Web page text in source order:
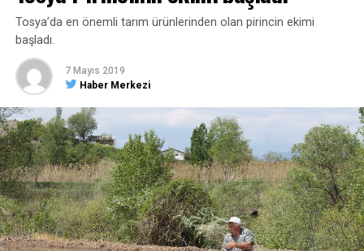
hazırlanan rapor doğrultusunda Kastamonu Belediyesine
bağlı otopark saat ücretinin 2,5 lira olması kabul edildi.
Tosya’da en önemli tarım ürünlerinden olan pirincin ekimi
başladı.
7 Mayıs 2019
Haber Merkezi